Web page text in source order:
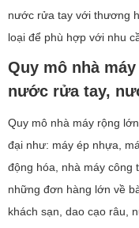
nước rửa tay với thương
loại để phù hợp với nhu
Quy mô nhà
nước rửa tay,
Quy mô nhà máy rộng
đại như: máy ép nhựa,
động hóa, nhà máy công
những đơn hàng lớn về
khách sạn, dao cạo râu,